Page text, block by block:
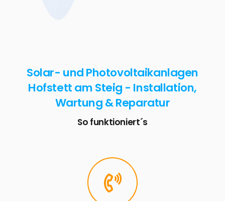
Solar- und Photovoltaikanlagen
Hofstett am Steig - Installation,
Wartung & Reparatur
So funktioniert´s